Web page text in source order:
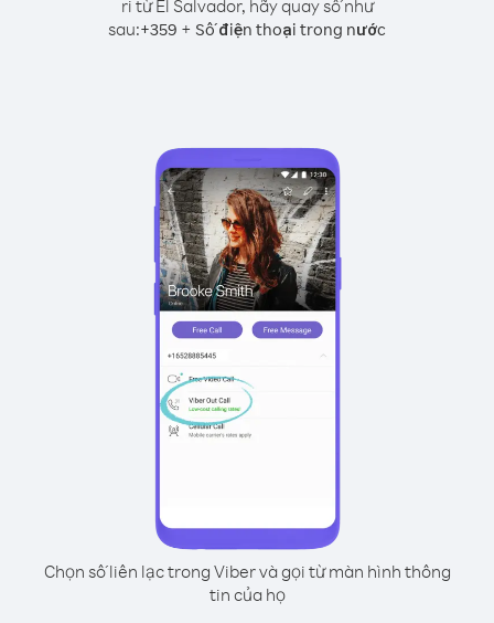
ri từ El Salvador, hãy quay số như
sau:+359 + Số điện thoại trong nước
Chọn số liên lạc trong Viber và gọi từ màn hình thông
tin của họ